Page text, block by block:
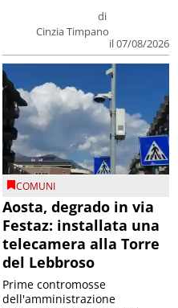
di
Cinzia Timpano
il 07/08/2026
COMUNI
Aosta, degrado in via
Festaz: installata una
telecamera alla Torre
del Lebbroso
Prime contromosse
dell'amministrazione